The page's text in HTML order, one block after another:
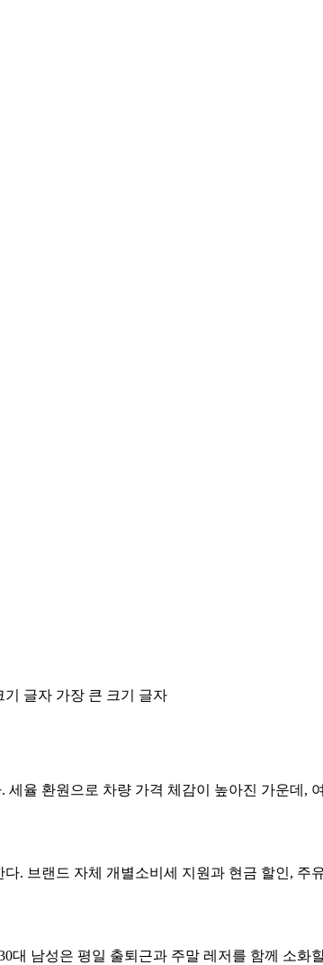
기 글자 가장 큰 크기 글자
율 환원으로 차량 가격 체감이 높아진 가운데,
. 브랜드 자체 개별소비세 지원과 현금 할인, 주
남성은 평일 출퇴근과 주말 레저를 함께 소화